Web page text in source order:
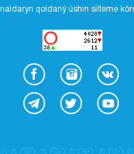
qoldaný úshіn sіlteme